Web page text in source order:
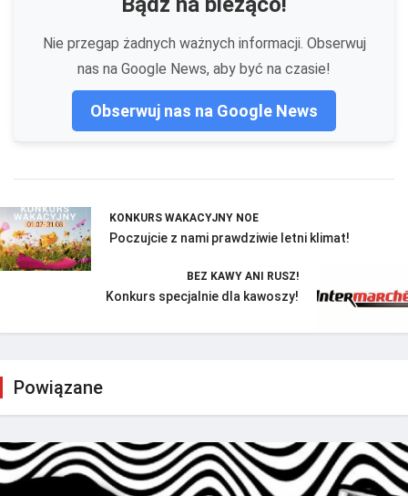
Nie przegap żadnych ważnych informacji. Obserwuj
nas na Google News, aby być na czasie!
Obserwuj nas na Google News
KONKURS WAKACYJNY NOE
Poczujcie z nami prawdziwie letni klimat!
BEZ KAWY ANI RUSZ!
Konkurs specjalnie dla kawoszy!
Powiązane